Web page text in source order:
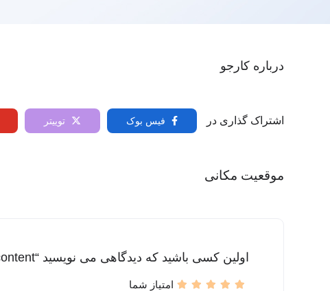
درباره کارجو
اشتراک گذاری در فیس بوک توییتر
موقعیت مکانی
اولین کسی باشید که دیدگاهی می نویسید “mis.content”
امتیاز شما